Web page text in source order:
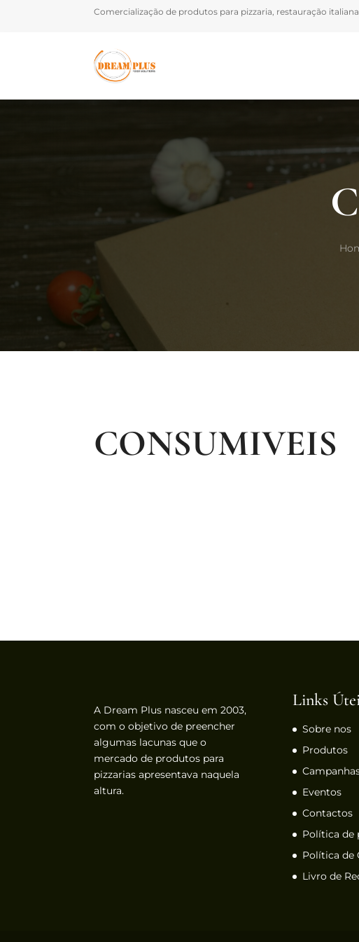
Comercialização de produtos para pizzaria, restauração
CONSUMIVEIS
A Dream Plus nasceu em 2003,
com o objetivo de preencher
algumas lacunas que o
mercado de produtos para
pizzarias apresentava naquela
altura.
Links
Sobre nos
Produtos
Eventos
Contactos
Política de
Política de
Livro de